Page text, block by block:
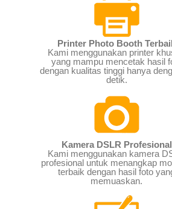
Printer Photo Booth
Kami menggunakan printer
yang mampu mencetak hasil
dengan kualitas tinggi hanya
detik.
Kamera DSLR Profesional
Kami menggunakan kamera
profesional untuk menangkap
terbaik dengan hasil foto
memuaskan.